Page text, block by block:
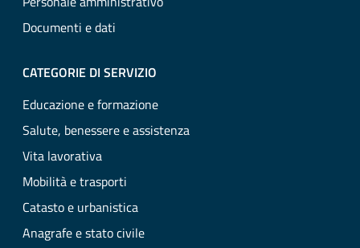
Documenti e dati
CATEGORIE DI SERVIZIO
Educazione e formazione
Salute, benessere e assistenza
Vita lavorativa
Mobilità e trasporti
Catasto e urbanistica
Anagrafe e stato civile